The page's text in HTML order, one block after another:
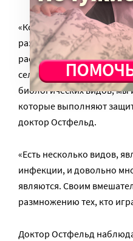
«Когда наши действия в
разрыв единого лесного
распахивание
сельхозугодья – наносят
биологических видов, мы
которые выполняют
доктор Остфельд.
«Есть несколько видов,
инфекции, и довольно
являются. Своим
размножению тех, кто
Доктор Остфельд